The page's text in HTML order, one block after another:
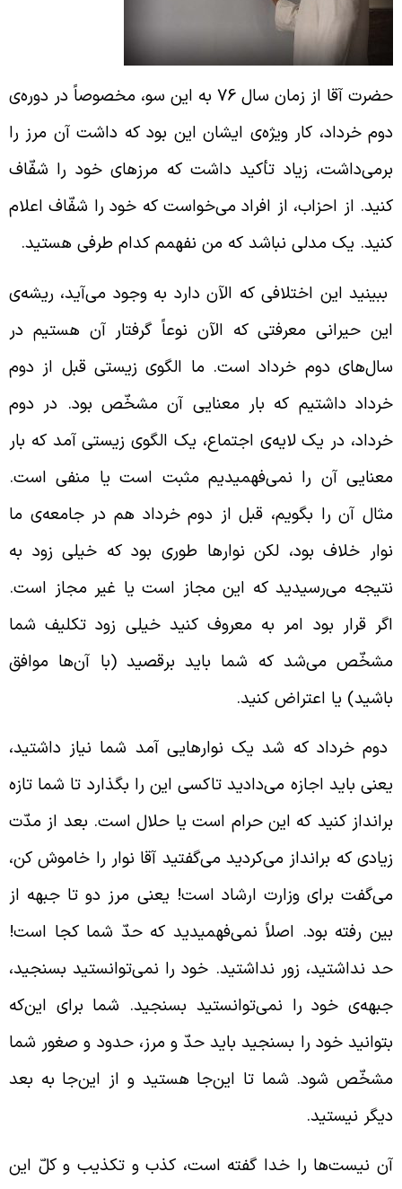
حضرت آقا از زمان سال 76 به این سو، مخصوصاً در دوره‌ی
خرداد، کار ویژه‌ی ایشان این بود که داشت آن مرز را
زیاد تأکید داشت که مرزهای خود را شفّاف
از احزاب، از افراد می‌خواست که خود را شفّاف اعلام
یک مدلی نباشد که من نفهمم کدام طرفی هستید.
این اختلافی که الآن دارد به وجود می‌آید، ریشه‌ی
حیرانی معرفتی که الآن نوعاً گرفتار آن هستیم در
دوم خرداد است. ما الگوی زیستی قبل از دوم
داشتیم که بار معنایی آن مشخّص بود. در دوم
در یک لایه‌ی اجتماع، یک الگوی زیستی آمد که بار
آن را نمی‌فهمیدیم مثبت است یا منفی است.
آن را بگویم، قبل از دوم خرداد هم در جامعه‌ی ما
خلاف بود، لکن‌ نوارها طوری بود که خیلی زود به
می‌رسیدید که این مجاز است یا غیر مجاز است.
قرار بود امر به معروف کنید خیلی زود تکلیف شما
می‌شد که شما باید برقصید (با آن‌ها موافق
یا اعتراض کنید.
خرداد که شد یک نوارهایی ‌آمد شما نیاز داشتید،
باید اجازه می‌دادید تاکسی این را بگذارد تا شما تازه
کنید که این حرام است یا حلال است. بعد از مدّت
که برانداز می‌کردید می‌گفتید آقا نوار را خاموش کن،
برای وزارت ارشاد است! یعنی مرز دو تا جبهه از
رفته بود. اصلاً نمی‌فهمیدید که حدّ شما کجا است!
نداشتید، زور نداشتید. خود را نمی‌توانستید بسنجید،
خود را نمی‌توانستید بسنجید. شما برای این‌که
خود را بسنجید باید حدّ و مرز، حدود و صغور شما
شود. شما تا این‌جا هستید و از این‌جا به بعد
نیستید.
نیست‌ها را خدا گفته است، کذب و تکذیب و کلّ این